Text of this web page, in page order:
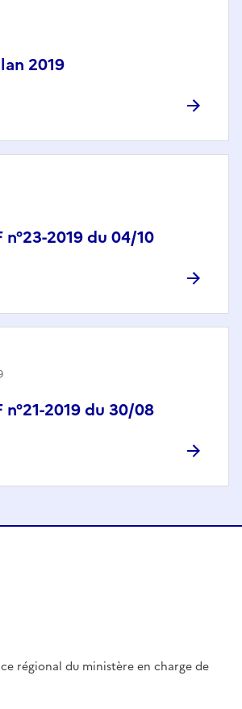
2019
2019 du 04/10
2019 du 30/08
régional du ministère en charge de